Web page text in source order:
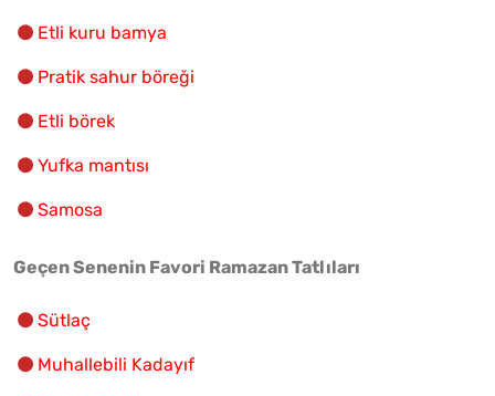
Etli kuru bamya
Pratik sahur böreği
Etli börek
Yufka mantısı
Samosa
Geçen Senenin Favori Ramazan Tatlıları
Sütlaç
Muhallebili Kadayıf